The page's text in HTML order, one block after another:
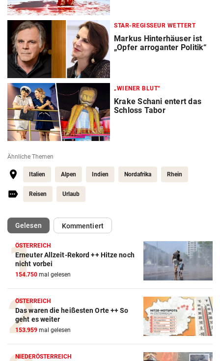
STAR-REGISSEUR WETTERT
Markus Hinterhäuser ist
„Opfer arroganter Politik“
„WIENER BLUT“
Krake Schani entert das
Schloss Tabor
Ähnliche Themen
Italien Alpen Indien Nordafrika Rhein
Reisen Urlaub
Gelesen(ausgewählt)Kommentiert
ÖSTERREICH
Erneuter Allzeit-Rekord ++ Hitze noch
nicht vorbei
154.750 mal gelesen
ÖSTERREICH
Das waren die heißesten Orte ++ So
geht es weiter
153.959 mal gelesen
NIEDERÖSTERREICH